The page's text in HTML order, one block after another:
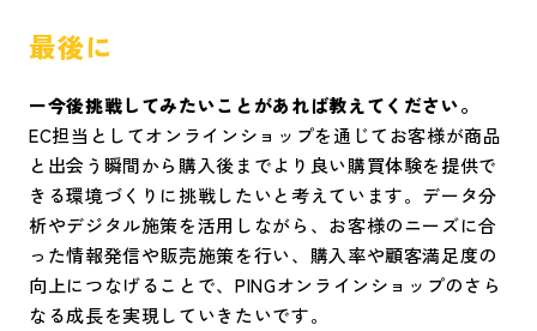
最後に
ー今後挑戦してみたいことがあれば教えてください。
EC担当としてオンラインショップを通じてお客様が商品
と出会う瞬間から購入後までより良い購買体験を提供で
きる環境づくりに挑戦したいと考えています。データ分
析やデジタル施策を活用しながら、お客様のニーズに合
った情報発信や販売施策を行い、購入率や顧客満足度の
向上につなげることで、PINGオンラインショップのさら
なる成長を実現していきたいです。